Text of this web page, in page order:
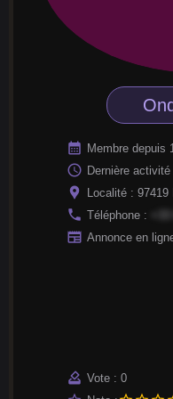
calendar_month Membre depuis
access_time Dernière
location_pin Localité :
phone Téléphone :
newspaper Annonce en
how_to_vote Vote : 0